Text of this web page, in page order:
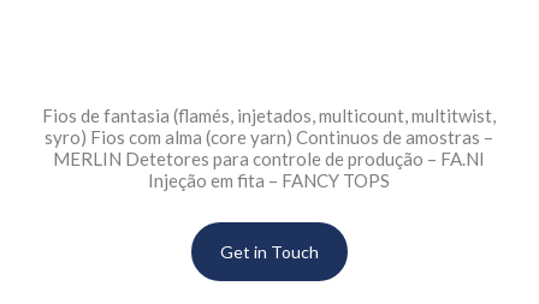
Fios de fantasia (flamés, injetados, multicount, multitwist,
syro) Fios com alma (core yarn) Continuos de amostras –
MERLIN Detetores para controle de produção – FA.NI
Injeção em fita – FANCY TOPS
Get in Touch